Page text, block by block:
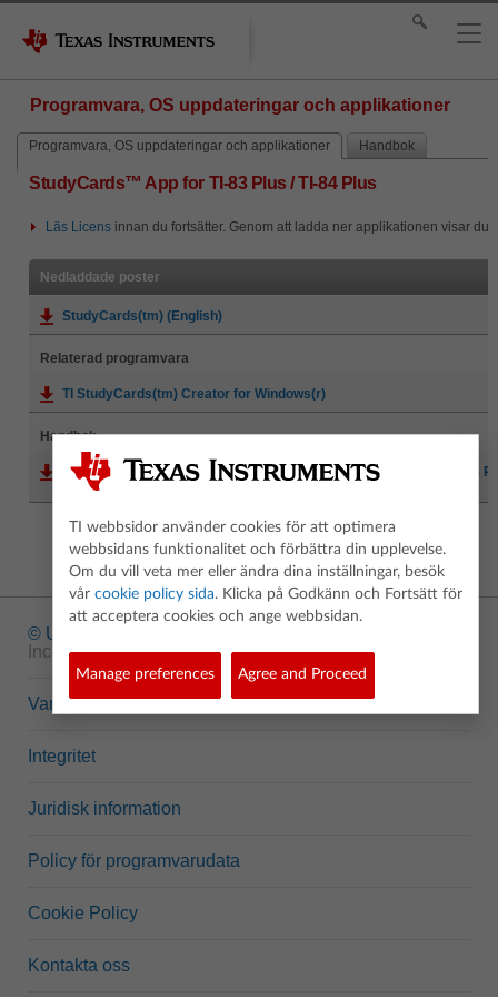
Programvara, OS uppdateringar och applikationer
Programvara, OS uppdateringar och applikationer Handbok
StudyCards™ App for TI-83 Plus / TI-84 Plus
Läs Licens innan du fortsätter. Genom att ladda ner applikationen visar
Nedladdade poster
StudyCards(tm) (English)
Relaterad programvara
TI StudyCards(tm) Creator for Windows(r)
Handbok
StudyCards Viewer guidebook for TI-73 Explorer / TI-83 Plus / TI-84
© Upphovsrätt
Incorporated. Alla rättigheter förbehållna.
Varumärken
Integritet
Juridisk information
Policy för programvarudata
Cookie Policy
Kontakta oss
TI webbsidor använder cookies för att optimera
webbsidans funktionalitet och förbättra din upplevelse.
Om du vill veta mer eller ändra dina inställningar, besök
vår cookie policy sida. Klicka på Godkänn och Fortsätt för
att acceptera cookies och ange webbsidan.
Manage preferences Agree and Proceed